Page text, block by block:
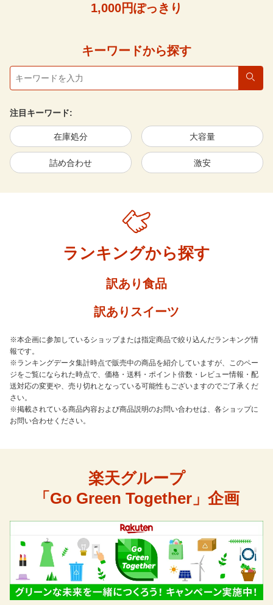
1,000円ぽっきり
キーワードから探す
検索
注目キーワード:
在庫処分 大容量
詰め合わせ 激安
ランキングから探す
訳あり食品
訳ありスイーツ
※本企画に参加しているショップまたは指定商品で絞り込んだランキング情
報です。
※ランキングデータ集計時点で販売中の商品を紹介していますが、このペー
ジをご覧になられた時点で、価格・送料・ポイント倍数・レビュー情報・配
送対応の変更や、売り切れとなっている可能性もございますのでご了承くだ
さい。
※掲載されている商品内容および商品説明のお問い合わせは、各ショップに
お問い合わせください。
楽天グループ
「Go Green Together」企画